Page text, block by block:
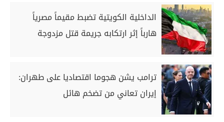
الداخلية الكويتية تضبط مقيماً مصرياً
هارباً إثر ارتكابه جريمة قتل مزدوجة
ترامب يشن هجوما اقتصاديا على طهران:
إيران تعاني من تضخم هائل